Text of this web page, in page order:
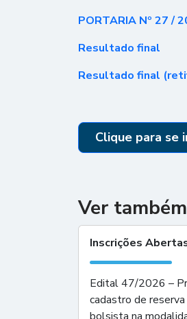
PORTARIA Nº 27 /
Resultado final
Resultado final
Clique para se
Ver também
Inscrições
Edital 47/2026 –
cadastro de